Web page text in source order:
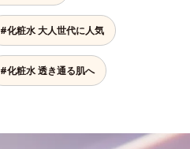
#化粧水 大人世代に人気
#化粧水 透き通る肌へ